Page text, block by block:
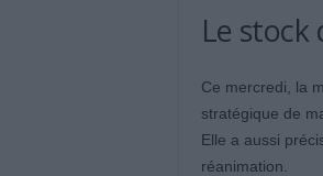
Le stock
Ce mercredi, la
stratégique de
Elle a aussi
réanimation.